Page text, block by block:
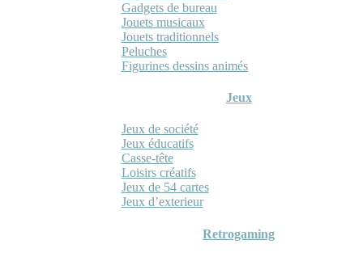
Gadgets de bureau
Jouets musicaux
Jouets traditionnels
Peluches
Figurines dessins animés
Jeux
Jeux de société
Jeux éducatifs
Casse-tête
Loisirs créatifs
Jeux de 54 cartes
Jeux d’exterieur
Retrogaming